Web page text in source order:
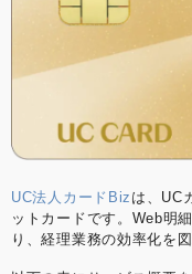
UC法人カードBiz は、UC
ットカードです。Web明
り、経理業務の効率化を